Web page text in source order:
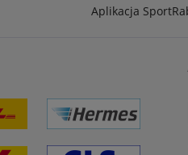
Aplikacja